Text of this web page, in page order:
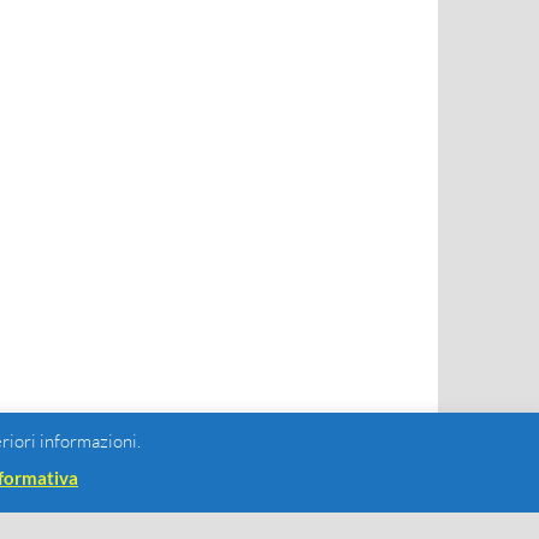
informazioni.